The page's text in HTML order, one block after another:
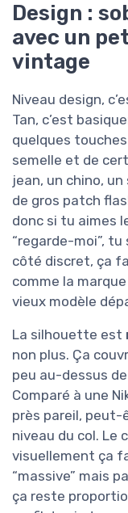
Design :
avec un
vintage
Niveau design,
Tan, c’est
quelques
semelle et de
jean, un chino,
de gros patch
donc si tu aimes
“regarde-moi”, tu
côté discret, ça
comme la
vieux modèle
La silhouette est
non plus. Ça
peu au-dessus de
Comparé à une
près pareil, peut-
niveau du col. Le
visuellement ça
“massive” mais
ça reste